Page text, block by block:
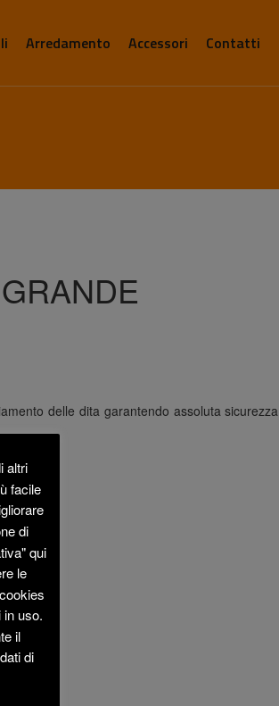
Arredamento Accessori Contatti
delle dita garantendo assoluta
altri
facile
di
qui
le
uso.
il
di